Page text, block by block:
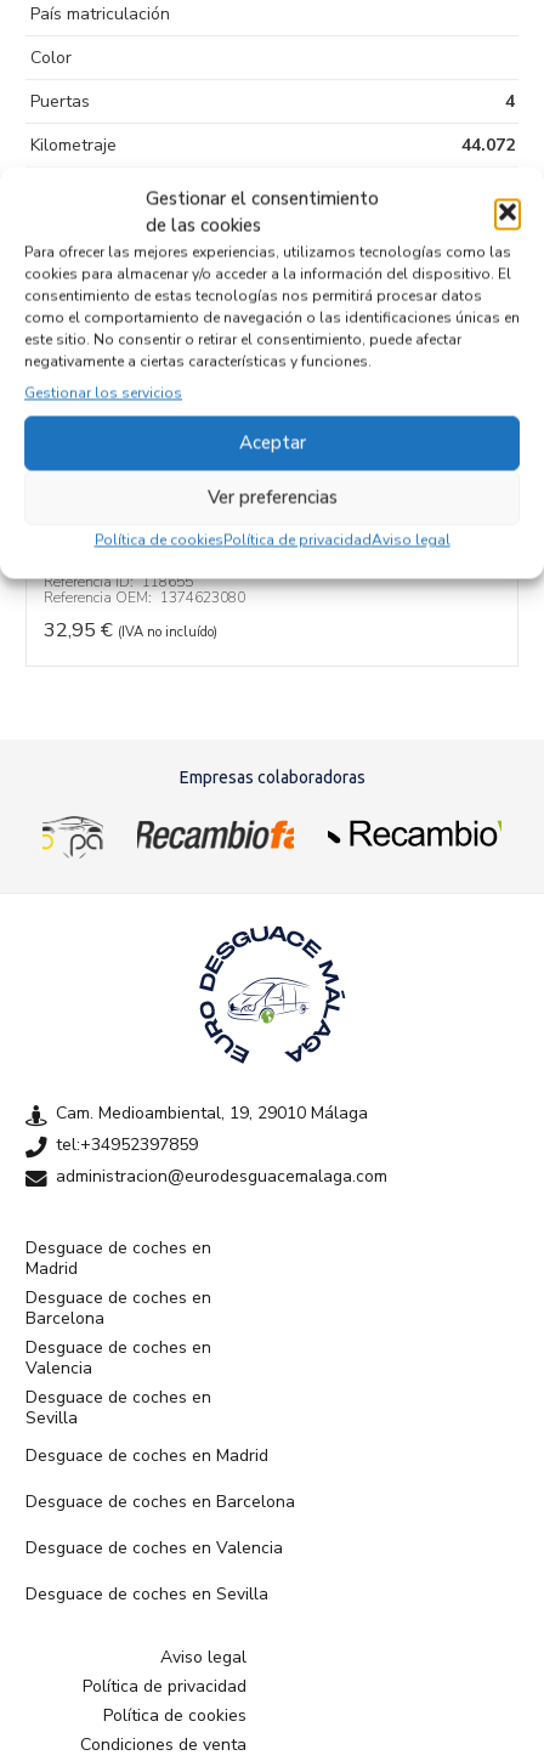
Gestionar el consentimiento
de las cookies
Para ofrecer las mejores experiencias, utilizamos tecnologías como las
cookies para almacenar y/o acceder a la información del dispositivo. El
consentimiento de estas tecnologías nos permitirá procesar datos
como el comportamiento de navegación o las identificaciones únicas en
este sitio. No consentir o retirar el consentimiento, puede afectar
negativamente a ciertas características y funciones.
Gestionar los servicios
Aceptar
Ver preferencias
Política de cookiesPolítica de privacidadAviso legal
País matriculación
Color
Puertas
4
Kilometraje
44.072
Código motor
4H03
Código cambio
Productos relacionados
TUBO PRESION DIRECCION ASISTIDA
1374623080
Recambios CITROENJUMPER FURGÓN4H03
Referencia ID: 118655
Referencia OEM: 1374623080
32,95 € (IVA no incluído)
Empresas colaboradoras
Cam. Medioambiental, 19, 29010 Málaga
tel:+34952397859
administracion@eurodesguacemalaga.com
Desguace de coches en
Madrid
Desguace de coches en
Barcelona
Desguace de coches en
Valencia
Desguace de coches en
Sevilla
Desguace de coches en Madrid
Desguace de coches en Barcelona
Desguace de coches en Valencia
Desguace de coches en Sevilla
Aviso legal
Política de privacidad
Política de cookies
Condiciones de venta